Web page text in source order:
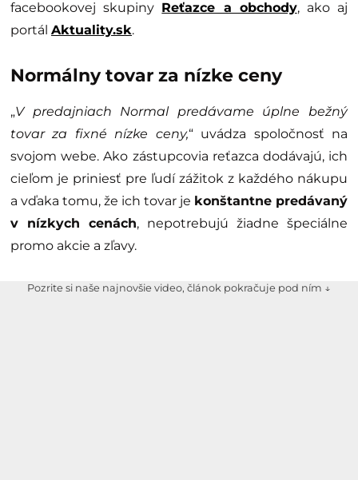
facebookovej skupiny Reťazce a obchody, ako aj
portál Aktuality.sk.
Normálny tovar za nízke ceny
„V predajniach Normal predávame úplne bežný
tovar za fixné nízke ceny,“ uvádza spoločnosť na
svojom webe. Ako zástupcovia reťazca dodávajú, ich
cieľom je priniesť pre ľudí zážitok z každého nákupu
a vďaka tomu, že ich tovar je konštantne predávaný
v nízkych cenách, nepotrebujú žiadne špeciálne
promo akcie a zľavy.
Pozrite si naše najnovšie video, článok pokračuje pod ním ↓